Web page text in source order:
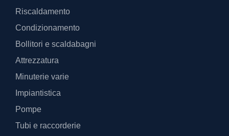
Riscaldamento
Condizionamento
Bollitori e scaldabagni
Attrezzatura
Minuterie varie
Impiantistica
Pompe
Tubi e raccorderie